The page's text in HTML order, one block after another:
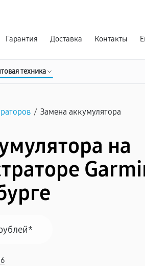
Гарантия Доставка Контакты
техника
/ Замена аккумулятора
на